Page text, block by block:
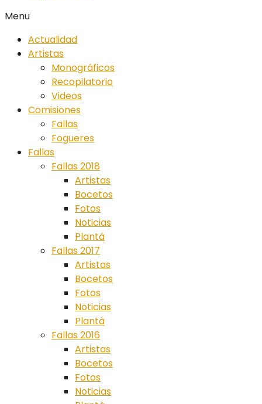
Menu
Actualidad
Artistas
Monográficos
Recopilatorio
Videos
Comisiones
Fallas
Fogueres
Fallas
Fallas 2018
Artistas
Bocetos
Fotos
Noticias
Plantá
Fallas 2017
Artistas
Bocetos
Fotos
Noticias
Plantà
Fallas 2016
Artistas
Bocetos
Fotos
Noticias